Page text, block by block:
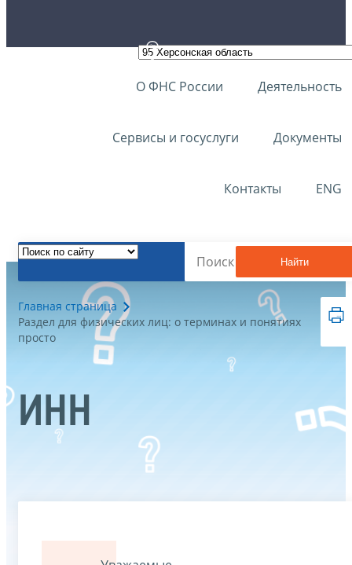
О ФНС России Деятельность
Сервисы и госуслуги Документы
Контакты ENG
Найти
Главная страница
Раздел для физических лиц: о терминах и понятиях
просто
ИНН